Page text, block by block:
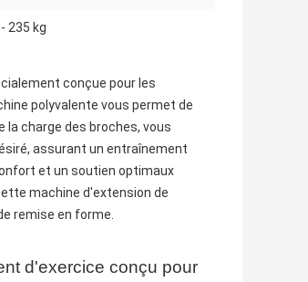
- 235 kg
conçue pour les
polyvalente vous permet de
charge des broches, vous
assurant un entraînement
et un soutien optimaux
machine d'extension de
remise en forme.
d'exercice conçu pour